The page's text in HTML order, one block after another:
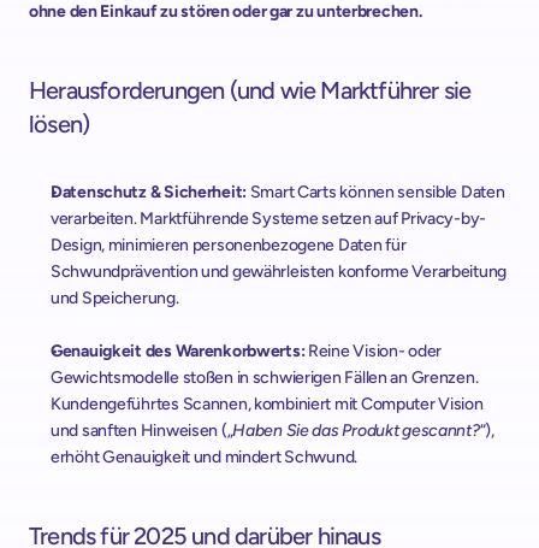
ohne den Einkauf zu stören oder gar zu unterbrechen.
Herausforderungen (und wie Marktführer sie
lösen)
Datenschutz & Sicherheit: Smart Carts können sensible Daten
verarbeiten. Marktführende Systeme setzen auf Privacy-by-
Design, minimieren personenbezogene Daten für
Schwundprävention und gewährleisten konforme Verarbeitung
und Speicherung.
Genauigkeit des Warenkorbwerts: Reine Vision- oder
Gewichtsmodelle stoßen in schwierigen Fällen an Grenzen.
Kundengeführtes Scannen, kombiniert mit Computer Vision
und sanften Hinweisen („Haben Sie das Produkt gescannt?“),
erhöht Genauigkeit und mindert Schwund.
Trends für 2025 und darüber hinaus